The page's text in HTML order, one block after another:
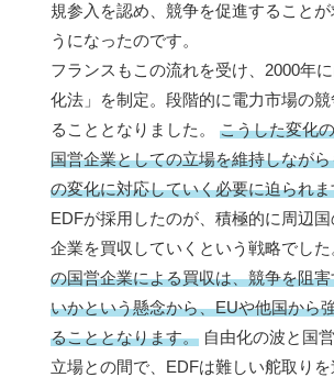
規参入を認め、競争を促進することが
うになったのです。
フランスもこの流れを受け、2000年
化法」を制定。段階的に電力市場の
ることとなりました。 こうした変化
国営企業としての立場を維持しなが
の変化に対応していく必要に迫られ
EDFが採用したのが、積極的に周辺
企業を買収していくという戦略でした
の国営企業による買収は、競争を阻
いかという懸念から、EUや他国から
ることとなります。 自由化の波と国
立場との間で、EDFは難しい舵取りを